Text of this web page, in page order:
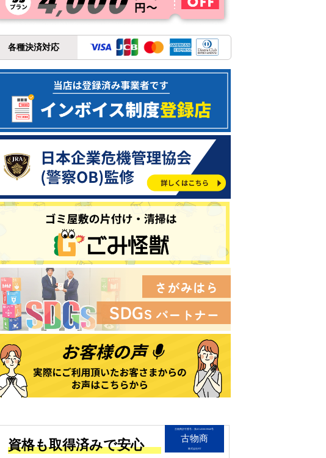
各種決済対応
古物商許可番号：第451450019940号
古物商
株式会社FIT
資格も取得済みで安心